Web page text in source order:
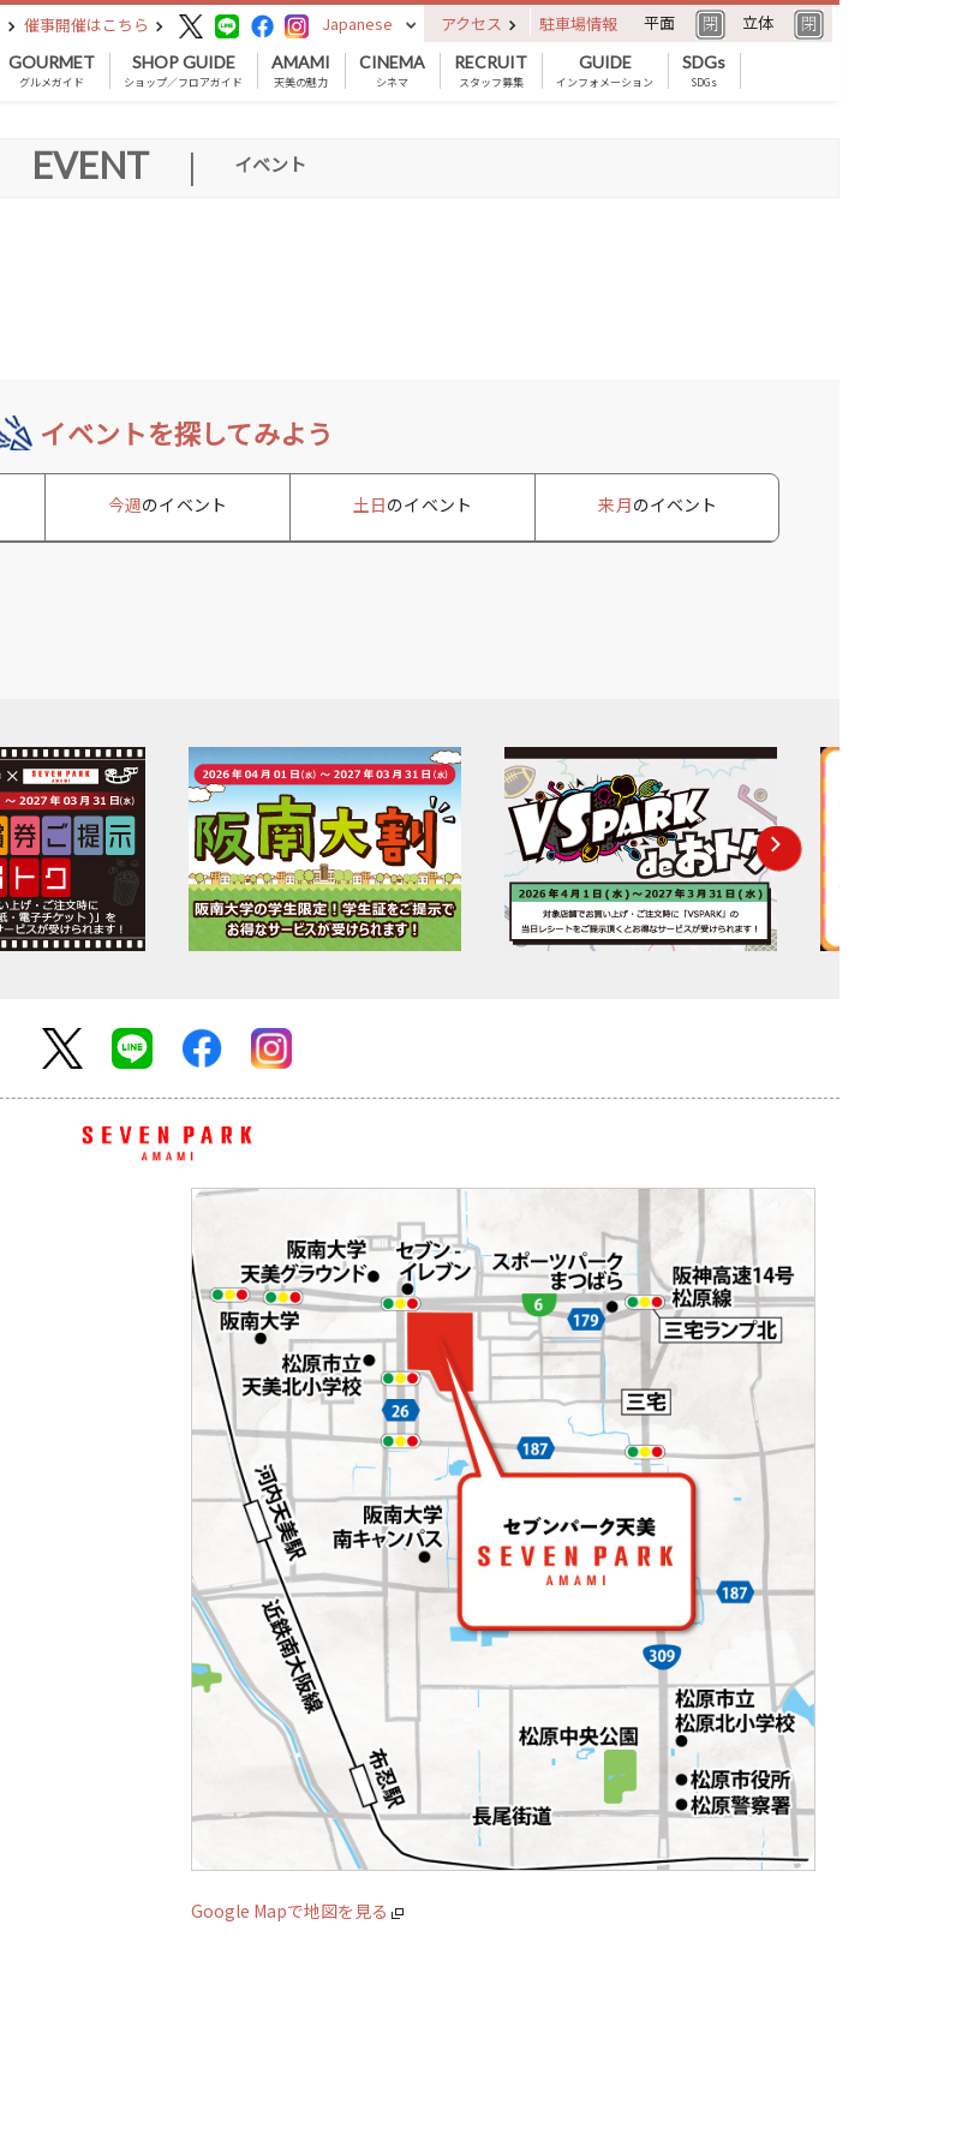
催事開催はこちら Japanese アクセス 駐車場情報 立体
平面
GOURMET
グルメガイド
SHOP GUIDE
ショップ／フロアガイド
AMAMI
天美の魅力
CINEMA
シネマ
RECRUIT
スタッフ募集
GUIDE
インフォメーション
SDGs
SDGs
EVENT | イベント
イベントを探してみよう
今週のイベント 土日のイベント 来月のイベント
Google Mapで地図を見る